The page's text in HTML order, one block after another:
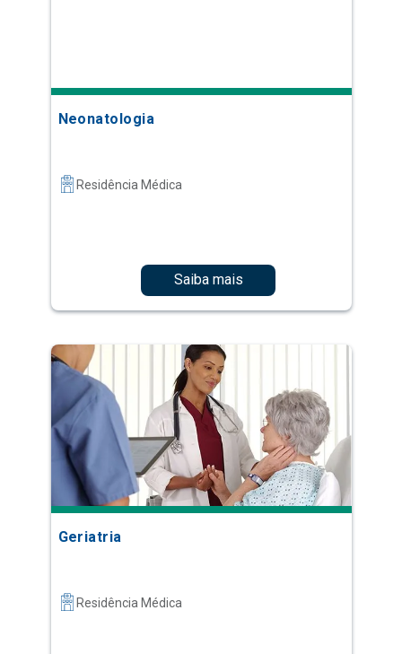
Neonatologia
Residência Médica
Saiba mais
Geriatria
Residência Médica